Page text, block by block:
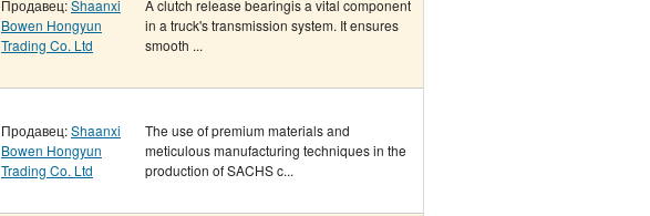
Продавец:Shaanxi
Bowen Hongyun
Trading Co. Ltd
A clutch release bearingis a vital component
in a truck's transmission system. It ensures
smooth ...
Продавец:Shaanxi
Bowen Hongyun
Trading Co. Ltd
The use of premium materials and
meticulous manufacturing techniques in the
production of SACHS c...